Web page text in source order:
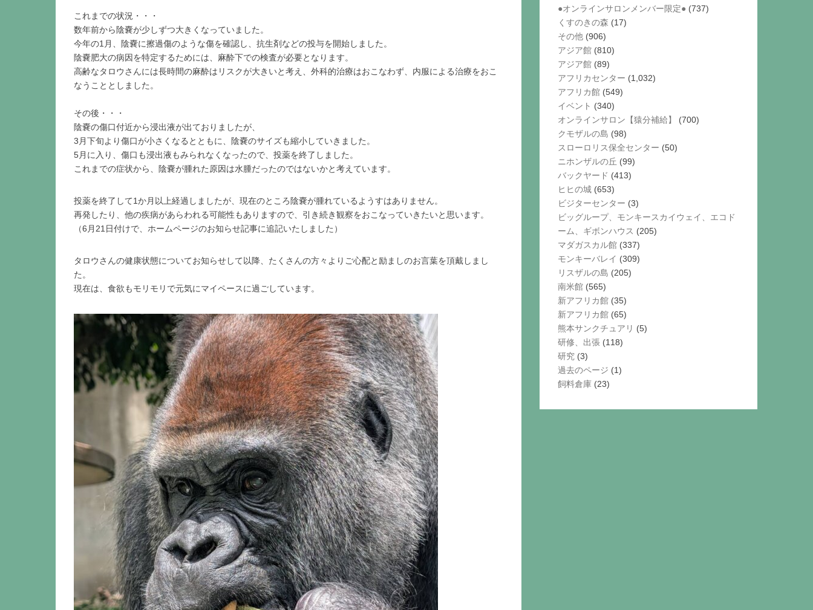
これまでの状況・・・
数年前から陰嚢が少しずつ大きくなっていました。
今年の1月、陰嚢に擦過傷のような傷を確認し、抗生剤などの投与を開始しました。
陰嚢肥大の病因を特定するためには、麻酔下での検査が必要となります。
高齢なタロウさんには長時間の麻酔はリスクが大きいと考え、外科的治療はおこなわず、内服による治療をおこ
なうこととしました。
その後・・・
陰嚢の傷口付近から浸出液が出ておりましたが、
3月下旬より傷口が小さくなるとともに、陰嚢のサイズも縮小していきました。
5月に入り、傷口も浸出液もみられなくなったので、投薬を終了しました。
これまでの症状から、陰嚢が腫れた原因は水腫だったのではないかと考えています。
投薬を終了して1か月以上経過しましたが、現在のところ陰嚢が腫れているようすはありません。
再発したり、他の疾病があらわれる可能性もありますので、引き続き観察をおこなっていきたいと思います。
（6月21日付けで、ホームページのお知らせ記事に追記いたしました）
タロウさんの健康状態についてお知らせして以降、たくさんの方々よりご心配と励ましのお言葉を頂戴しまし
た。
現在は、食欲もモリモリで元気にマイペースに過ごしています。
●オンラインサロンメンバー限定● (737)
くすのきの森 (17)
その他 (906)
アジア館 (810)
アジア館 (89)
アフリカセンター (1,032)
アフリカ館 (549)
イベント (340)
オンラインサロン【猿分補給】
(700)
クモザルの島 (98)
スローロリス保全センター (50)
ニホンザルの丘 (99)
バックヤード (413)
ヒヒの城 (653)
ビジターセンター (3)
ビッグループ、モンキースカイウェイ、エコド
ーム、ギボンハウス (205)
マダガスカル館 (337)
モンキーバレイ (309)
リスザルの島 (205)
南米館 (565)
新アフリカ館 (35)
新アフリカ館 (65)
熊本サンクチュアリ (5)
研修、出張 (118)
研究 (3)
過去のページ (1)
飼料倉庫 (23)